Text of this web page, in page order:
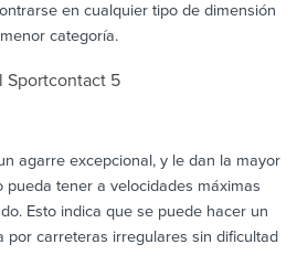
en cualquier tipo de dimensión
categoría.
Sportcontact 5
agarre excepcional, y le dan la mayor
pueda tener a velocidades máximas
Esto indica que se puede hacer un
por carreteras irregulares sin dificultad